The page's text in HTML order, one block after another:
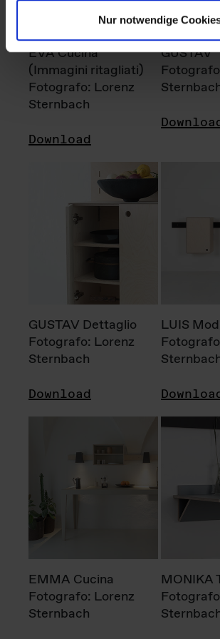
Nur notwendige
EVA Cucina
(Immagini ritagliati)
Fotografo: Lorenz
Sternbach
Download
GUSTAV
GUSTAV Dettaglio
Fotografo: Lorenz
Sternbach
Download
LUIS
EMMA Cucina
Fotografo: Lorenz
Sternbach
MONIKA